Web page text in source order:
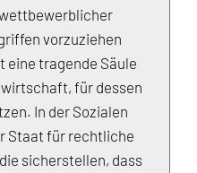
vorzuziehen
eine tragende Säule
für dessen
In der Sozialen
Staat für rechtliche
sicherstellen, dass